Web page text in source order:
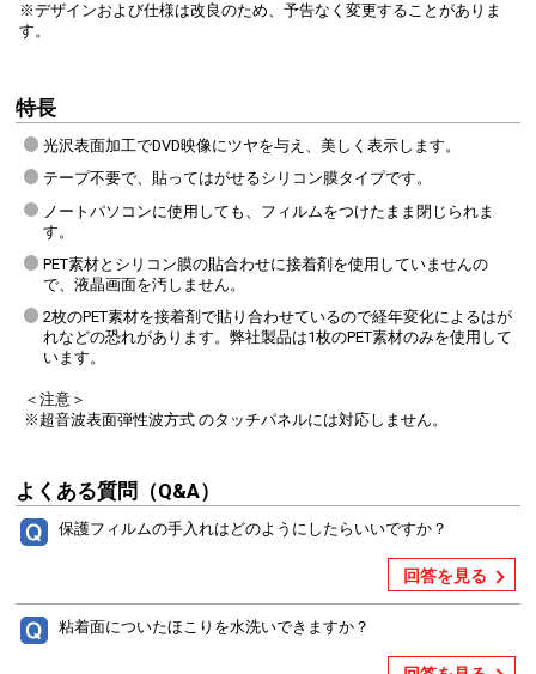
※デザインおよび仕様は改良のため、予告なく変更することがありま
す。
特長
光沢表面加工でDVD映像にツヤを与え、美しく表示します。
テープ不要で、貼ってはがせるシリコン膜タイプです。
ノートパソコンに使用しても、フィルムをつけたまま閉じられま
す。
PET素材とシリコン膜の貼合わせに接着剤を使用していませんの
で、液晶画面を汚しません。
2枚のPET素材を接着剤で貼り合わせているので経年変化によるはが
れなどの恐れがあります。弊社製品は1枚のPET素材のみを使用して
います。
＜注意＞
※超音波表面弾性波方式 のタッチパネルには対応しません。
よくある質問（Q&A）
保護フィルムの手入れはどのようにしたらいいですか？
回答を見る
粘着面についたほこりを水洗いできますか？